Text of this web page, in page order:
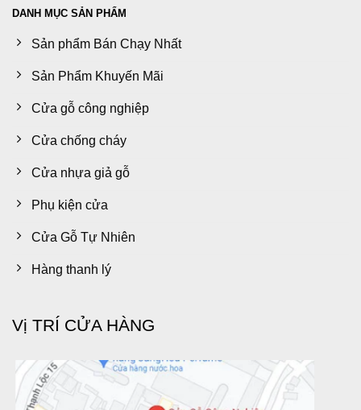
DANH MỤC SẢN PHẨM
Sản phẩm Bán Chạy Nhất
Sản Phẩm Khuyến Mãi
Cửa gỗ công nghiệp
Cửa chống cháy
Cửa nhựa giả gỗ
Phụ kiện cửa
Cửa Gỗ Tự Nhiên
Hàng thanh lý
Vị TRÍ CỬA HÀNG